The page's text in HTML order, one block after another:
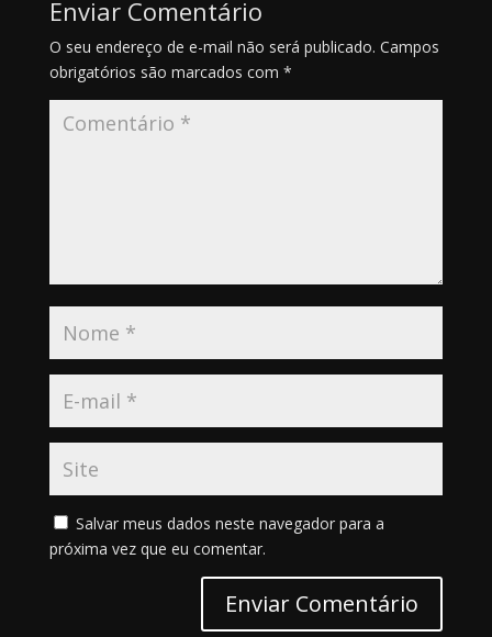
Enviar Comentário
O seu endereço de e-mail não será publicado. Campos
obrigatórios são marcados com *
Salvar meus dados neste navegador para a
próxima vez que eu comentar.